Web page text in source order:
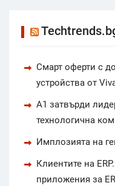
Смарт оферти с
устройства от
А1 затвърди
технологична
Имплозията на
Клиентите на
приложения за